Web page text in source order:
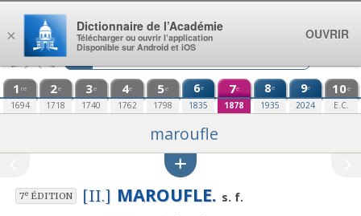
Aller au contenu
1 re
1694
2e
1718
3e
1740
4e
1762
5e
1798
6e
1835
7e
1878
8e
1935
9e
2024
10e
E.C.
maroufle
7eÉDITION [II.] MAROUFLE. s. f.
×
Dictionnaire de l’Académie
Télécharger ou ouvrir l’application
Disponible sur Android et iOS
OUVRIR